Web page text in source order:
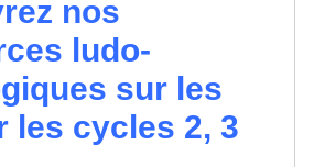
nos
ludo-
sur les
les cycles 2, 3